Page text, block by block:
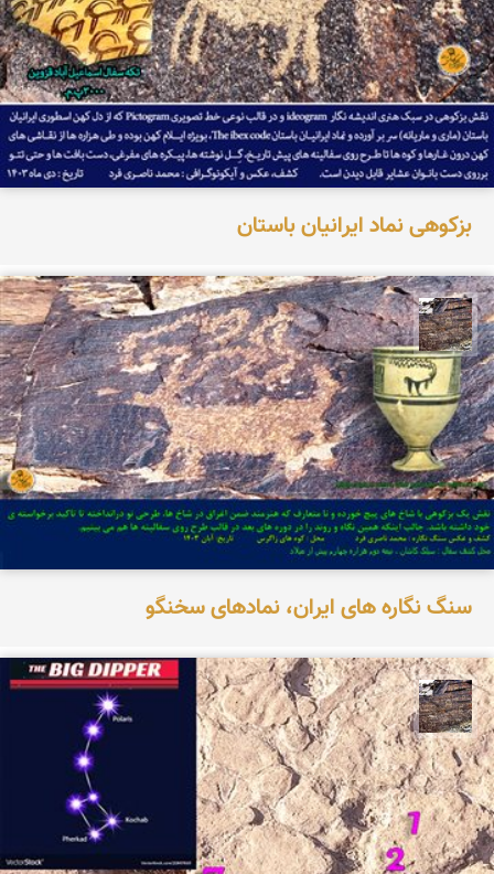
بزکوهی نماد ایرانیان باستان
محمد ناصری فرد
سنگ نگاره های ایران، نمادهای سخنگو
محمد ناصری فرد